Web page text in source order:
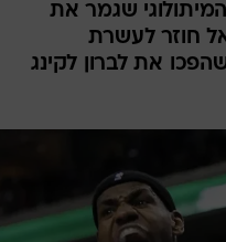
שגמר את
חוזר לעשרת
את לברון לקינג